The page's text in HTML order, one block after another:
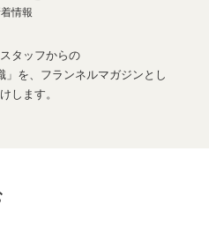
情報
タッフからの
」を、フランネルマガジンとし
します。